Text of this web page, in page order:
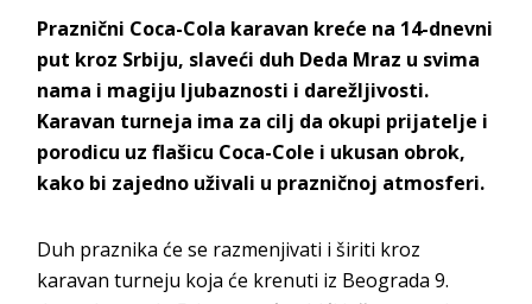
Praznični Coca-Cola karavan kreće na 14-dnevni
put kroz Srbiju, slaveći duh Deda Mraz u svima
nama i magiju ljubaznosti i darežljivosti.
Karavan turneja ima za cilj da okupi prijatelje i
porodicu uz flašicu Coca-Cole i ukusan obrok,
kako bi zajedno uživali u prazničnoj atmosferi.
Duh praznika će se razmenjivati i širiti kroz
karavan turneju koja će krenuti iz Beograda 9.